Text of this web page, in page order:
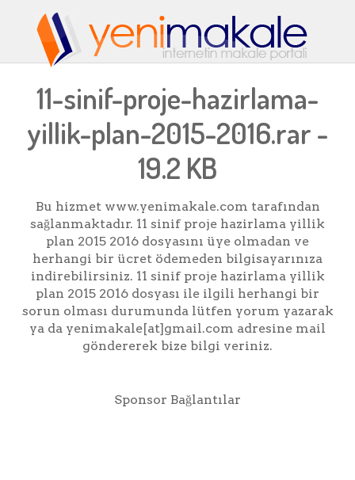
11-sinif-proje-hazirlama-
yillik-plan-2015-2016.rar -
19.2 KB
Bu hizmet www.yenimakale.com tarafından
sağlanmaktadır. 11 sinif proje hazirlama yillik
plan 2015 2016 dosyasını üye olmadan ve
herhangi bir ücret ödemeden bilgisayarınıza
indirebilirsiniz. 11 sinif proje hazirlama yillik
plan 2015 2016 dosyası ile ilgili herhangi bir
sorun olması durumunda lütfen yorum yazarak
ya da yenimakale[at]gmail.com adresine mail
göndererek bize bilgi veriniz.
Sponsor Bağlantılar